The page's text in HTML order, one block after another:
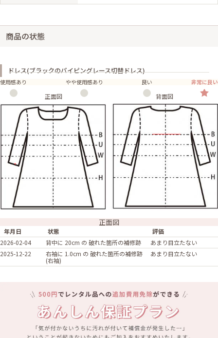
商品の状態
ドレス(ブラックのパイピングレース切替ドレス)
使用感あり やや使用感あり 良い 非常に良い
正面図 背面図
正面図
年月日 状態
評価
2026-02-04
背中に 20cm の 破れた箇所の補修跡
あまり目立たない
2025-12-22
右袖に 1.0cm の 破れた箇所の補修跡
(右袖)
あまり目立たない